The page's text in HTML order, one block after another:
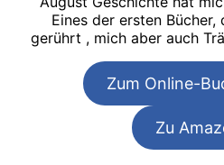
Eines der ersten Bücher,
gerührt , mich aber auch
Zum Online-
Zu